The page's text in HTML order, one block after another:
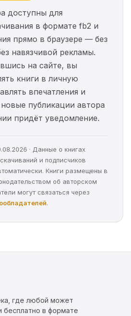
доступны для
в формате fb2 и
прямо в браузере — без
навязчивой рекламы.
на сайте, вы
книги в личную
впечатления и
публикации автора
придёт уведомление.
· Данные о книгах
и подписчиков
Книги размещены в
об авторском
могут связаться через
.
где любой может
бесплатно в формате